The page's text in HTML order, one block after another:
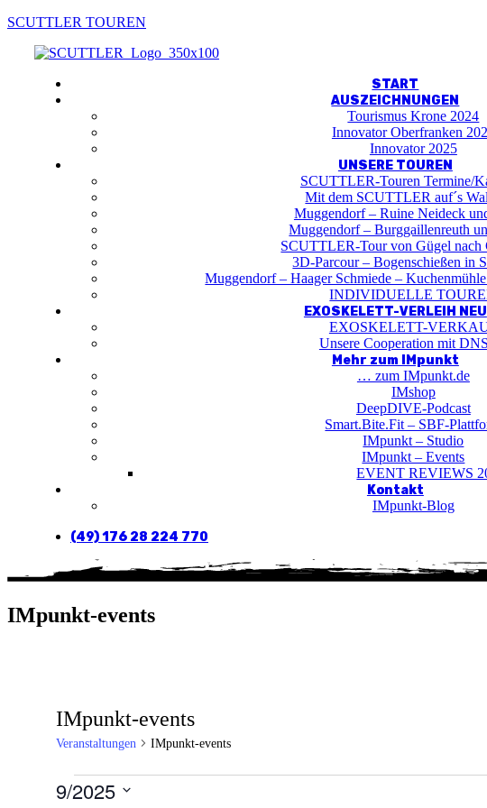
SCUTTLER TOUREN
Menu
START
AUSZEICHNUNGEN
Tourismus Krone 2024
Innovator Oberfranken
Innovator 2025
UNSERE TOUREN
SCUTTLER-Touren Termine/
Mit dem SCUTTLER auf´s
Muggendorf – Ruine Neideck
Muggendorf – Burggaillenreuth
SCUTTLER-Tour von Gügel nach
3D-Parcour – Bogenschießen in
Muggendorf – Haager Schmiede –
INDIVIDUELLE
EXOSKELETT-VERLEIH NEU
EXOSKELETT-
Unsere Cooperation mit
Mehr zum IMpunkt
… zum IMpunkt.de
IMshop
DeepDIVE-Podcast
Smart.Bite.Fit – SBF-
IMpunkt – Studio
IMpunkt – Events
EVENT REVIEWS
Kontakt
IMpunkt-Blog
(49) 176 28 224 770
IMpunkt-events
IMpunkt-events
Veranstaltungen IMpunkt-events
Veranstaltungen
9/2025